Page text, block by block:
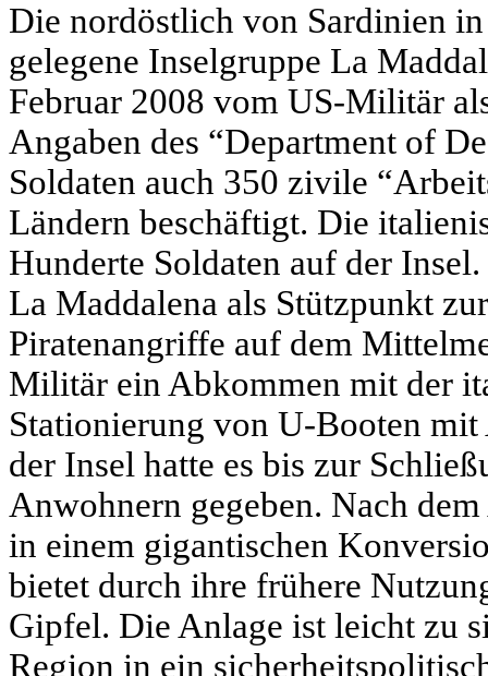
Die nordöstlich von Sardinien
gelegene Inselgruppe La
Februar 2008 vom US-Militär
Angaben des “Department of
Soldaten auch 350 zivile
Ländern beschäftigt. Die
Hunderte Soldaten auf der
La Maddalena als Stützpunkt
Piratenangriffe auf dem
Militär ein Abkommen mit der
Stationierung von U-Booten
der Insel hatte es bis zur
Anwohnern gegeben. Nach
in einem gigantischen
bietet durch ihre frühere
Gipfel. Die Anlage ist leicht zu
Region in ein